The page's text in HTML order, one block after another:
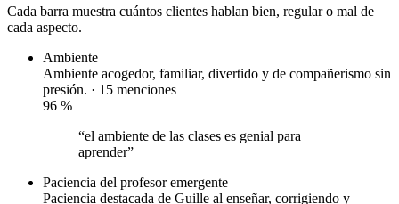
Cada barra muestra cuántos clientes hablan bien, regular o mal de
cada aspecto.
Ambiente
Ambiente acogedor, familiar, divertido y de compañerismo sin
presión. · 15 menciones
96 %
“el ambiente de las clases es genial para
aprender”
Paciencia del profesor emergente
Paciencia destacada de Guille al enseñar, corrigiendo y